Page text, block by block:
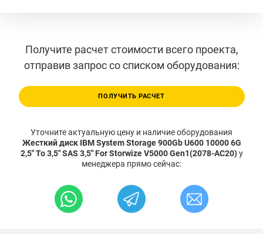
Получите расчет стоимости всего проекта,
отправив запрос со списком оборудования:
ПОЛУЧИТЬ РАСЧЕТ
Уточните актуальную цену и наличие оборудования
Жесткий диск IBM System Storage 900Gb U600 10000 6G
2,5" To 3,5" SAS 3,5" For Storwize V5000 Gen1(2078-AC20)у
менеджера прямо сейчас: